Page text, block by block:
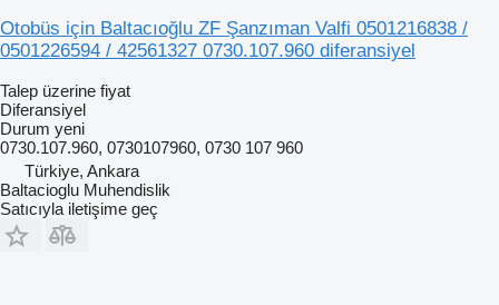
Otobüs için Baltacıoğlu ZF Şanzıman Valfi 0501216838 /
0501226594 / 42561327 0730.107.960 diferansiyel
Talep üzerine fiyat
Diferansiyel
Durum yeni
0730.107.960, 0730107960, 0730 107 960
Türkiye, Ankara
Baltacioglu Muhendislik
Satıcıyla iletişime geç